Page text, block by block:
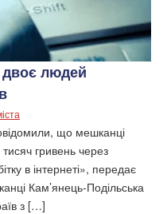
двоє людей
що мешканці
гривень через
в інтернеті», передає
Кам’янець-Подільська
з […]